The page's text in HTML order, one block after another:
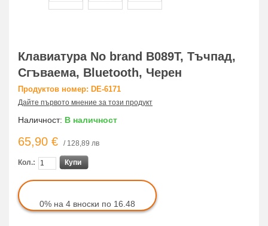
Клавиатура No brand B089T, Тъчпад,
Сгъваема, Bluetooth, Черен
Продуктов номер: DE-6171
Дайте първото мнение за този продукт
Наличност: В наличност
65,90 € / 128,89 лв
Кол.: Купи
0% на 4 вноски по 16.48